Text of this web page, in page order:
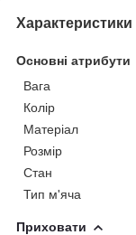
Характеристики
Основні атрибути
Вага
Колір
Матеріал
Розмір
Стан
Тип м'яча
Приховати